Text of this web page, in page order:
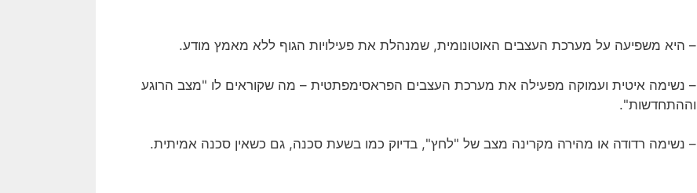
– היא משפיעה על מערכת העצבים האוטונומית, שמנהלת את פעילויות הגוף ללא מאמץ מודע.
– נשימה איטית ועמוקה מפעילה את מערכת העצבים הפראסימפתטית – מה שקוראים לו "מצב הרוגע
וההתחדשות".
– נשימה רדודה או מהירה מקרינה מצב של "לחץ", בדיוק כמו בשעת סכנה, גם כשאין סכנה אמיתית.